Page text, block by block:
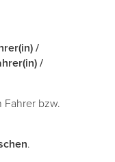
/
/
Fahrer bzw.
.